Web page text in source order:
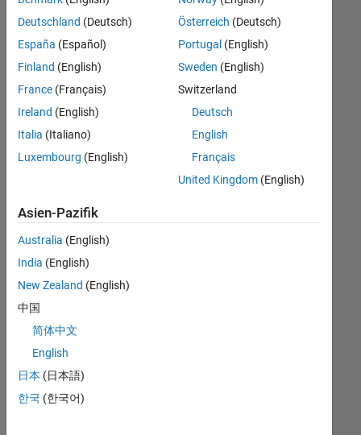
können
die
Suchkriterien
weiter
fassen
oder
alle
Stellenangebote
anzeigen .
noch
keine
offenen
Stellen
können,
die
Ihren
entsprechen,
werden
Deutschland (Deutsch)
España (Español)
Finland (English)
France (Français)
Ireland (English)
Italia (Italiano)
Luxembourg (English)
Österreich (Deutsch)
Portugal (English)
Sweden (English)
Switzerland
Deutsch
English
Français
United Kingdom(English)
Asien-Pazifik
Australia (English)
India (English)
New Zealand (English)
中国
简体中文
English
日本 (日本語)
한국 (한국어)